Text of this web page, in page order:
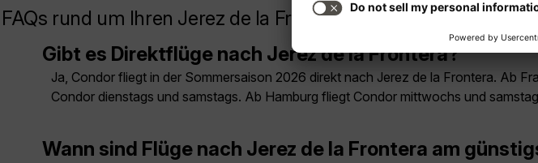
FAQs rund um Ihren Jerez de la Frontera Flug
Gibt es Direktflüge nach Jerez de la Frontera?
Ja, Condor fliegt in der Sommersaison 2026 direkt nach Jerez de la Frontera. Ab
Condor dienstags und samstags. Ab Hamburg fliegt Condor mittwochs und
Wann sind Flüge nach Jerez de la Frontera am